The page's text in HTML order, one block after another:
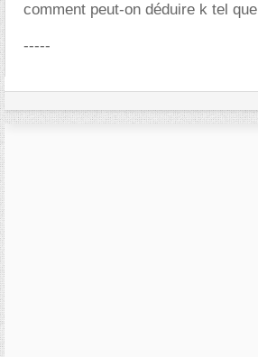
comment peut-on déduire k tel que
-----